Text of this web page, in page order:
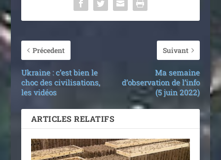
Précedent
Ukraine : c’est bien le
choc des civilisations,
les vidéos
Suivant
Ma semaine
d’observation de l’info
(5 juin 2022)
ARTICLES RELATIFS